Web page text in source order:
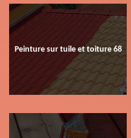
Peinture sur tuile et toiture 68